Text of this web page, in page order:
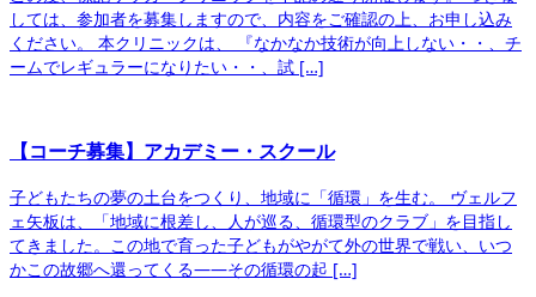
しては、参加者を募集しますので、内容をご確認の上、お申し込み
ください。 本クリニックは、 『なかなか技術が向上しない・・、チ
ームでレギュラーになりたい・・、試 […]
【コーチ募集】アカデミー・スクール
子どもたちの夢の土台をつくり、地域に「循環」を生む。 ヴェルフ
ェ矢板は、「地域に根差し、人が巡る、循環型のクラブ」を目指し
てきました。この地で育った子どもがやがて外の世界で戦い、いつ
かこの故郷へ還ってくる——その循環の起 […]